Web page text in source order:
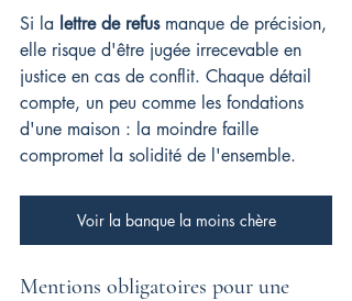
Si la lettre de refus manque de précision,
elle risque d'être jugée irrecevable en
justice en cas de conflit. Chaque détail
compte, un peu comme les fondations
d'une maison : la moindre faille
compromet la solidité de l'ensemble.
Voir la banque la moins chère
Mentions obligatoires pour une